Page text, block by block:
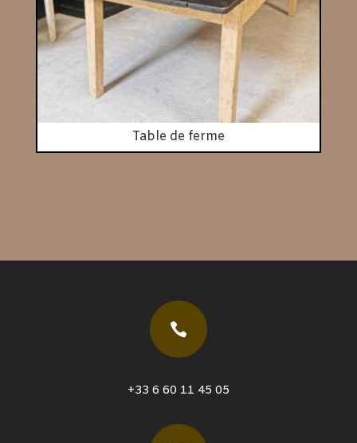
Table de ferme

+33 6 60 11 45 05